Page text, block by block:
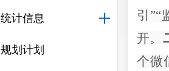
统计信息
规划计划
引 ”“
开。
个微